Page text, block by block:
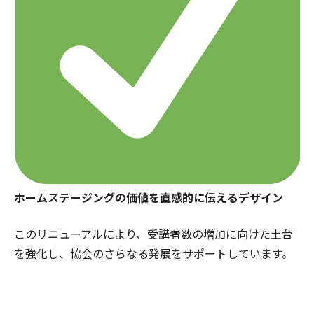
ホームステージングの価値を直感的に伝えるデザイン
このリニューアルにより、受講者数の増加に向けた土台
を強化し、協会のさらなる発展をサポートしています。